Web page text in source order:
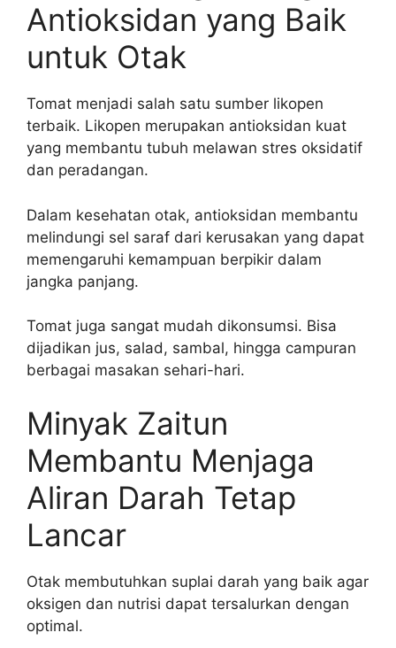
Antioksidan yang Baik
untuk Otak
Tomat menjadi salah satu sumber likopen
terbaik. Likopen merupakan antioksidan kuat
yang membantu tubuh melawan stres oksidatif
dan peradangan.
Dalam kesehatan otak, antioksidan membantu
melindungi sel saraf dari kerusakan yang dapat
memengaruhi kemampuan berpikir dalam
jangka panjang.
Tomat juga sangat mudah dikonsumsi. Bisa
dijadikan jus, salad, sambal, hingga campuran
berbagai masakan sehari-hari.
Minyak Zaitun
Membantu Menjaga
Aliran Darah Tetap
Lancar
Otak membutuhkan suplai darah yang baik agar
oksigen dan nutrisi dapat tersalurkan dengan
optimal.